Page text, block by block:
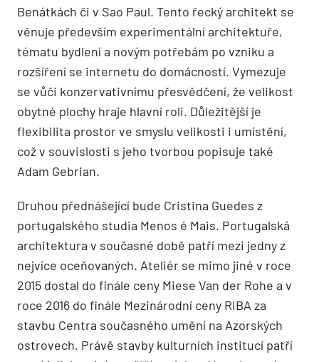
Benátkách či v Sao Paul. Tento řecký architekt se
věnuje především experimentální architektuře,
tématu bydlení a novým potřebám po vzniku a
rozšíření se internetu do domácností. Vymezuje
se vůči konzervativnímu přesvědčení, že velikost
obytné plochy hraje hlavní roli. Důležitější je
flexibilita prostor ve smyslu velikosti i umístění,
což v souvislosti s jeho tvorbou popisuje také
Adam Gebrian.
Druhou přednášející bude Cristina Guedes z
portugalského studia Menos é Mais. Portugalská
architektura v současné době patří mezi jedny z
nejvíce oceňovaných. Ateliér se mimo jiné v roce
2015 dostal do finále ceny Miese Van der Rohe a v
roce 2016 do finále Mezinárodní ceny RIBA za
stavbu Centra současného umění na Azorských
ostrovech. Právě stavby kulturních institucí patří